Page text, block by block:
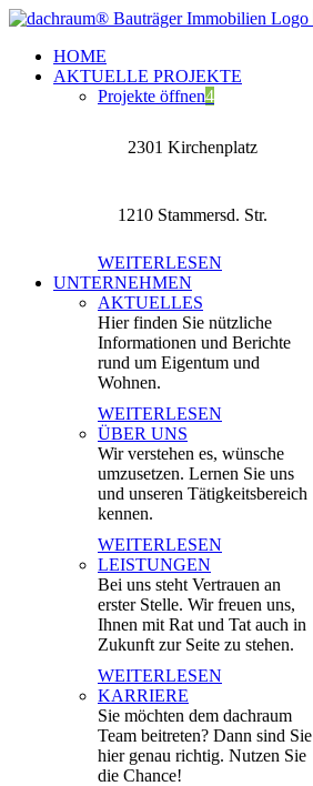
Zum
springenHOME
AKTUELLE PROJEKTE
Projekte öffnen4
2301 Kirchenplatz
1210 Stammersd. Str.
WEITERLESEN
UNTERNEHMEN
AKTUELLES
Hier finden Sie nützliche
Informationen und Berichte
rund um Eigentum und
Wohnen.
WEITERLESEN
ÜBER UNS
Wir verstehen es, wünsche
umzusetzen. Lernen Sie uns
und unseren Tätigkeitsbereich
kennen.
WEITERLESEN
LEISTUNGEN
Bei uns steht Vertrauen an
erster Stelle. Wir freuen uns,
Ihnen mit Rat und Tat auch in
Zukunft zur Seite zu stehen.
WEITERLESEN
KARRIERE
Sie möchten dem dachraum
Team beitreten? Dann sind Sie
hier genau richtig. Nutzen Sie
die Chance!